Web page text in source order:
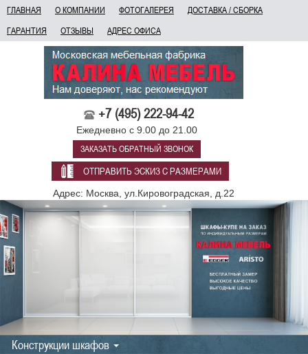
ГЛАВНАЯ О КОМПАНИИ ФОТОГАЛЕРЕЯ
ДОСТАВКА / СБОРКА
ГАРАНТИЯ
ОТЗЫВЫ АДРЕС ОФИСА
+7 (495) 222-94-42
Ежедневно с 9.00 до 21.00
ЗАКАЗАТЬ ОБРАТНЫЙ ЗВОНОК
ОТПРАВИТЬ ЭСКИЗ С РАЗМЕРАМИ
Адрес: Москва, ул.Кировоградская, д.22
Конструкции шкафов